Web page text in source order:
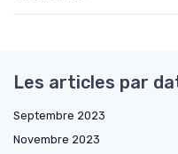
Les articles par
Septembre 2023
Novembre 2023